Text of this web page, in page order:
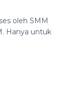
oleh SMM
Hanya untuk